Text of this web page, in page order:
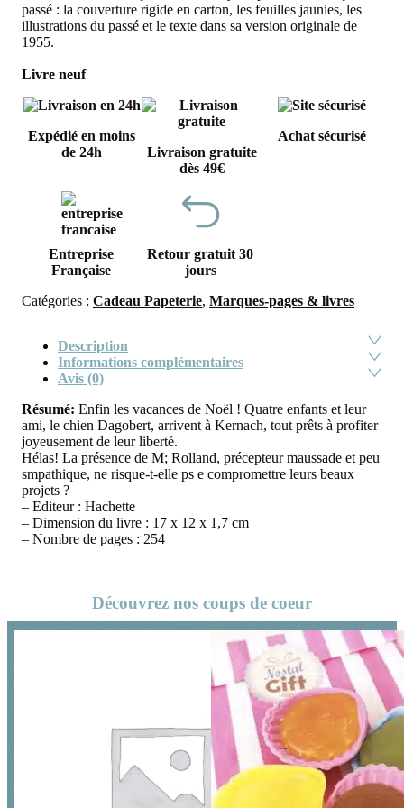
passé : la couverture rigide en carton, les feuilles jaunies, les
illustrations du passé et le texte dans sa version originale de
1955.
Livre neuf
Expédié en moins
de 24h
Livraison gratuite
dès 49€
Achat sécurisé
Entreprise
Française
Retour gratuit 30
jours
Catégories : Cadeau Papeterie, Marques-pages & livres
Description
Informations complémentaires
Avis (0)
Résumé: Enfin les vacances de Noël ! Quatre enfants et leur
ami, le chien Dagobert, arrivent à Kernach, tout prêts à profiter
joyeusement de leur liberté.
Hélas! La présence de M; Rolland, précepteur maussade et peu
smpathique, ne risque-t-elle ps e compromettre leurs beaux
projets ?
– Editeur : Hachette
– Dimension du livre : 17 x 12 x 1,7 cm
– Nombre de pages : 254
Découvrez nos coups de coeur